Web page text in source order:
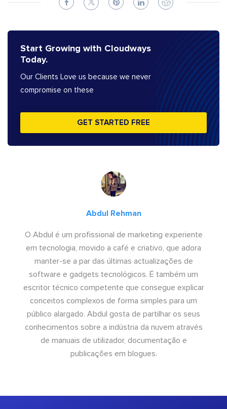
Start Growing with Cloudways
Today.
Our Clients Love us because we never
compromise on these
GET STARTED FREE
Abdul Rehman
O Abdul é um profissional de marketing experiente
em tecnologia, movido a café e criativo, que adora
manter-se a par das últimas actualizações de
software e gadgets tecnológicos. É também um
escritor técnico competente que consegue explicar
conceitos complexos de forma simples para um
público alargado. Abdul gosta de partilhar os seus
conhecimentos sobre a indústria da nuvem através
de manuais de utilizador, documentação e
publicações em blogues.